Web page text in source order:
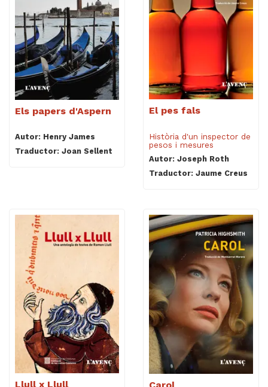
Els papers d'Aspern
Autor: Henry James
Traductor: Joan Sellent
El pes fals
Història d'un inspector de
pesos i mesures
Autor: Joseph Roth
Traductor: Jaume Creus
Llull x Llull Carol